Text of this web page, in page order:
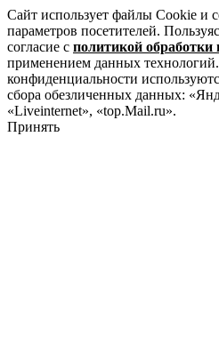
Сайт использует файлы Cookie и
параметров посетителей.
согласие с политикой
применением данных
конфиденциальности
сбора обезличенных данных:
«Liveinternet», «top.Mail.ru».
Принять